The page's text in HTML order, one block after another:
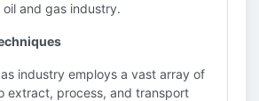
and gas industry.
industry employs a vast array of
extract, process, and transport